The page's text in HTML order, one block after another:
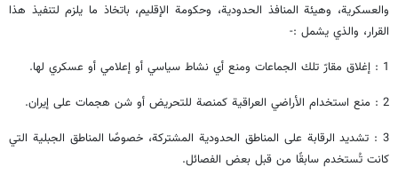
والعسكرية، وهيئة المنافذ الحدودية، وحكومة الإقليم، باتخاذ ما يلزم لتنفيذ هذا
القرار، والذي يشمل :-
1 : إغلاق مقارّ تلك الجماعات ومنع أي نشاط سياسي أو إعلامي أو عسكري لها.
2 : منع استخدام الأراضي العراقية كمنصة للتحريض أو شن هجمات على إيران.
3 : تشديد الرقابة على المناطق الحدودية المشتركة، خصوصًا المناطق الجبلية التي
كانت تُستخدم سابقًا من قبل بعض الفصائل.